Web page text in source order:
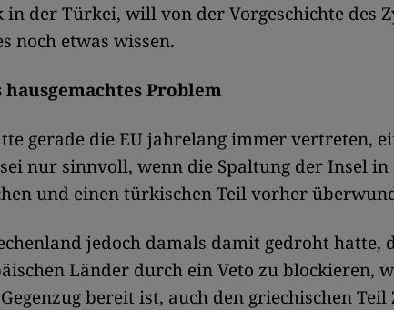
in der Türkei, will von der Vorgeschichte des
noch etwas wissen.
hausgemachtes Problem
gerade die EU jahrelang immer vertreten,
nur sinnvoll, wenn die Spaltung der Insel in
und einen türkischen Teil vorher
jedoch damals damit gedroht hatte,
Länder durch ein Veto zu blockieren,
bereit ist, auch den griechischen